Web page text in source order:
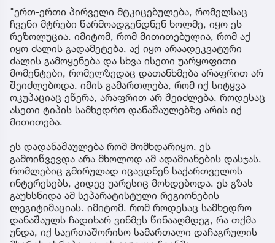
"ერთ-ერთი პირველი მტკიცებულება, რომელსაც
ჩვენი მტრები წარმოადგენდნენ ხოლმე, იყო ეს
რეზოლუცია. იმიტომ, რომ მითითებულია, რომ აქ
იყო ძალის გადამეტება, აქ იყო არაადეკვატური
ძალის გამოყენება და სხვა ისეთი უარყოფითი
მომენტები, რომელზედაც დათანხმება არაფრით არ
შეიძლებოდა. იმის გამართლება, რომ იქ სიტყვა
ოკუპაციაც ეწერა, არაფრით არ შეიძლება, როდესაც
ასეთი ტიპის სამხედრო დანაშაულებზე არის იქ
მითითება.
ეს დადანაშაულება რომ მომხდარიყო, ეს
გამოიწვევდა არა მხოლოდ ამ ადამიანების დასჯას,
რომლებიც გმირულად იცავდნენ საქართველოს
ინტერესებს, კიდევ უარესიც მოხდებოდა. ეს გზას
გაუხსნიდა ამ სეპარატისტული რეგიონების
ლეგიტიმაციას. იმიტომ, რომ როდესაც სამხედრო
დანაშაულს ჩადიხარ ვინმეს წინააღმდეგ, რა თქმა
უნდა, იქ საერთაშორისო სამართალი დაჩაგრულის